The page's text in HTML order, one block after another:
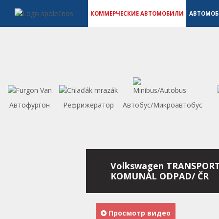
КОММЕРЧЕСКИЕ АВТОМОБИЛИ
Автофургон Рефрижератор Автобус/Микроавтобус
Volkswagen
KOMUNÁL ODPAD/ ČR
Просмотр видео